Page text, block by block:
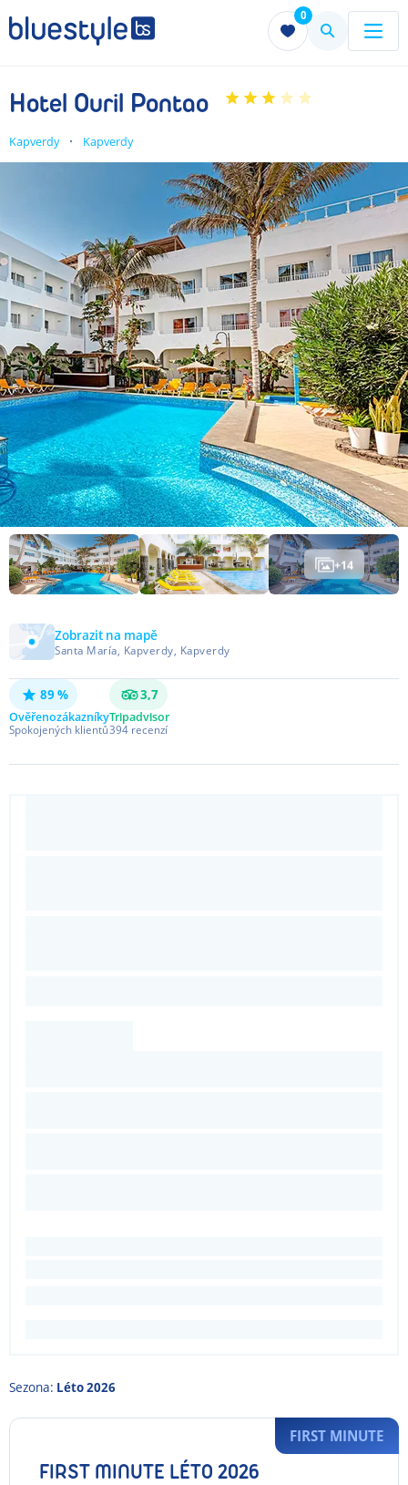
0
Menu Menu
Hotel Ouril Pontao
Kapverdy Kapverdy
+14
Zobrazit na mapě
Santa María, Kapverdy, Kapverdy
89 %
Ověřenozákazníky
Spokojených klientů
3,7
Tripadvisor
394 recenzí
Sezona: Léto 2026
FIRST MINUTE LÉTO 2026
FIRST MINUTE